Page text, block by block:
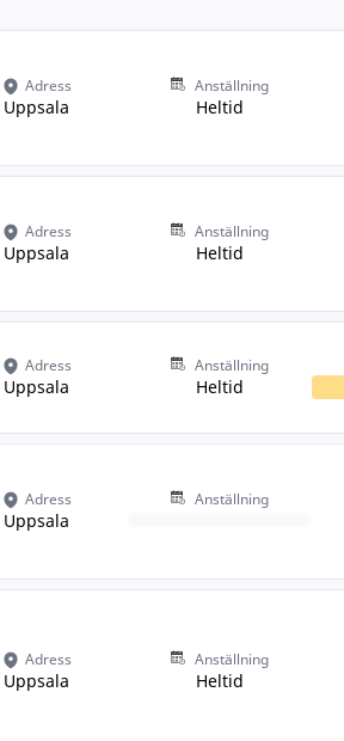
Adress
Uppsala
Anställning
Heltid
Adress
Uppsala
Anställning
Heltid
Adress
Uppsala
Anställning
Heltid
Adress
Uppsala
Anställning
Adress
Uppsala
Anställning
Heltid